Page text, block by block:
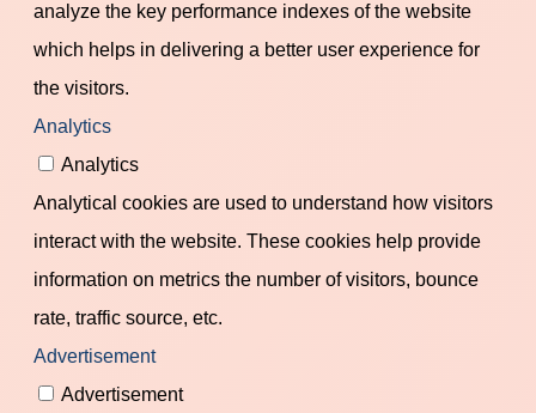
analyze the key performance indexes of the website
which helps in delivering a better user experience for
the visitors.
Analytics
Analytics
Analytical cookies are used to understand how visitors
interact with the website. These cookies help provide
information on metrics the number of visitors, bounce
rate, traffic source, etc.
Advertisement
Advertisement